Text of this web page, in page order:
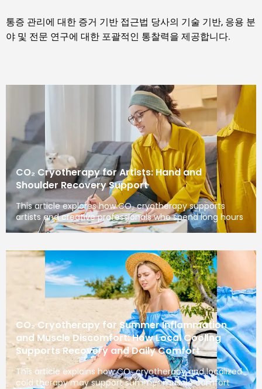
통증 관리에 대한 증거 기반 접근법 당사의 기술 기반, 응용 분
야 및 전문 연구에 대한 포괄적인 통찰력을 제공합니다.
CO₂ Cryotherapy for Artists: Hand and
Shoulder Recovery Support
This article explores how CO₂ cryotherapy supports
artists and creative professionals who spend long hours
CO₂ Cryotherapy for Summer Inflammation
and Muscle Discomfort: How Local Cooling
Supports Recovery and Daily Comfort
This article explains how CO₂ cryotherapy and localized
cold therapy may support summer muscle comfort